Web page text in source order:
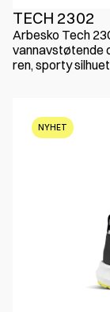
TECH 2302
Arbesko Tech
vannavstøtende
ren, sporty
NYHET